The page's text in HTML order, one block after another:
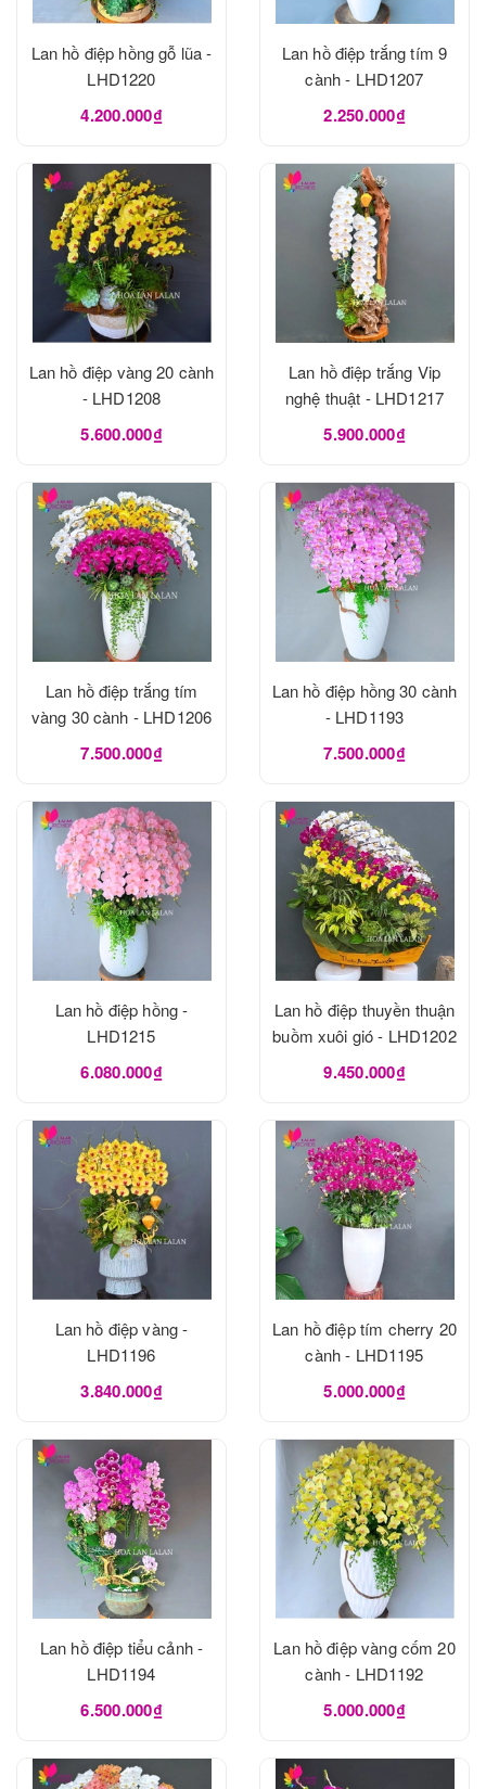
Lan hồ điệp hồng gỗ lũa -
LHD1220
4.200.000₫
Lan hồ điệp trắng tím 9
cành - LHD1207
2.250.000₫
Lan hồ điệp vàng 20 cành
- LHD1208
5.600.000₫
Lan hồ điệp trắng Vip
nghệ thuật - LHD1217
5.900.000₫
Lan hồ điệp trắng tím
vàng 30 cành - LHD1206
7.500.000₫
Lan hồ điệp hồng 30 cành
- LHD1193
7.500.000₫
Lan hồ điệp hồng -
LHD1215
6.080.000₫
Lan hồ điệp thuyền thuận
buồm xuôi gió - LHD1202
9.450.000₫
Lan hồ điệp vàng -
LHD1196
3.840.000₫
Lan hồ điệp tím cherry 20
cành - LHD1195
5.000.000₫
Lan hồ điệp tiểu cảnh -
LHD1194
6.500.000₫
Lan hồ điệp vàng cốm 20
cành - LHD1192
5.000.000₫